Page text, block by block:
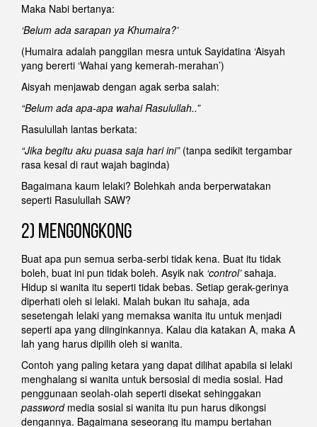
Maka Nabi bertanya:
‘Belum ada sarapan ya Khumaira?’
(Humaira adalah panggilan mesra untuk Sayidatina ‘Aisyah
yang bererti ‘Wahai yang kemerah-merahan’)
Aisyah menjawab dengan agak serba salah:
“Belum ada apa-apa wahai Rasulullah..”
Rasulullah lantas berkata:
“Jika begitu aku puasa saja hari ini”(tanpa sedikit tergambar
rasa kesal di raut wajah baginda)
Bagaimana kaum lelaki? Bolehkah anda berperwatakan
seperti Rasulullah SAW?
2) MENGONGKONG
Buat apa pun semua serba-serbi tidak kena. Buat itu tidak
boleh, buat ini pun tidak boleh. Asyik nak ‘control’sahaja.
Hidup si wanita itu seperti tidak bebas. Setiap gerak-gerinya
diperhati oleh si lelaki. Malah bukan itu sahaja, ada
sesetengah lelaki yang memaksa wanita itu untuk menjadi
seperti apa yang diinginkannya. Kalau dia katakan A, maka A
lah yang harus dipilih oleh si wanita.
Contoh yang paling ketara yang dapat dilihat apabila si lelaki
menghalang si wanita untuk bersosial di media sosial. Had
penggunaan seolah-olah seperti disekat sehinggakan
passwordmedia sosial si wanita itu pun harus dikongsi
dengannya. Bagaimana seseorang itu mampu bertahan